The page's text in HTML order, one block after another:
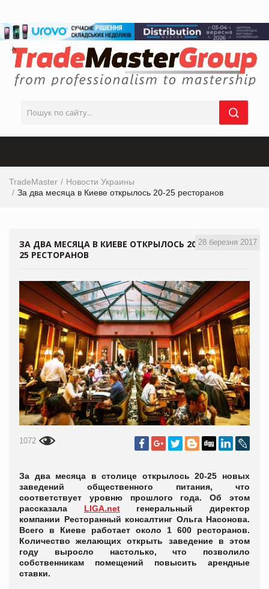
TradeMaster
Новости Украины
За два месяца в Киеве открылось 20-25 ресторанов
28 березня 2017
ЗА ДВА МЕСЯЦА В КИЕВЕ ОТКРЫЛОСЬ 20-
25 РЕСТОРАНОВ
1072
За два месяца в столице открылось 20-25 новых
заведений общественного питания, что
соответствует уровню прошлого года. Об этом
рассказала LIGA.netгенеральный директор
компании Ресторанный консалтинг Ольга Насонова.
Всего в Киеве работает около 1 600 ресторанов.
Количество желающих открыть заведение в этом
году выросло настолько, что позволило
собственникам помещений повысить арендные
ставки.